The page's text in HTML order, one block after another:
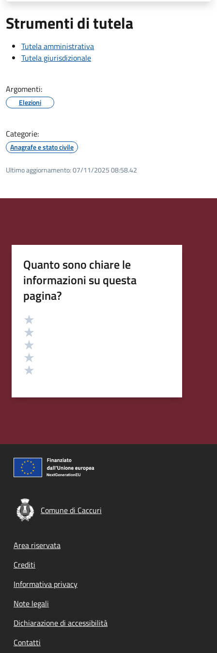
Strumenti di tutela
Tutela amministrativa
Tutela giurisdizionale
Argomenti:
Elezioni
Categorie:
Anagrafe e stato civile
Ultimo aggiornamento:07/11/2025 08:58.42
Quanto sono chiare le
informazioni su questa
pagina?
Valutazione
Comune di Caccuri
Footer menu
Area riservata
Crediti
Informativa privacy
Note legali
Dichiarazione di accessibilità
Contatti